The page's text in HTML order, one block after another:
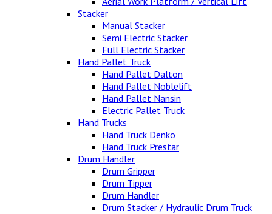
Stacker
Manual Stacker
Semi Electric Stacker
Full Electric Stacker
Hand Pallet Truck
Hand Pallet Dalton
Hand Pallet Noblelift
Hand Pallet Nansin
Electric Pallet Truck
Hand Trucks
Hand Truck Denko
Hand Truck Prestar
Drum Handler
Drum Gripper
Drum Tipper
Drum Handler
Drum Stacker / Hydraulic Drum Truck